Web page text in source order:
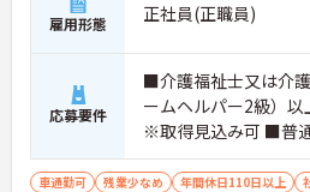
雇用形態 正社員(正職員)
応募要件
■介護福祉士又は介
ームヘルパー2級）
※取得見込み可 ■普
車通勤可 残業少なめ 年間休日110日以上